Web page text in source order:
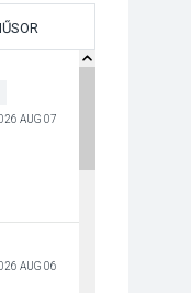
AUG 07
AUG 06